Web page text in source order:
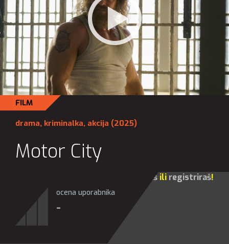
FILM
drama, kriminalka, akcija (2025)
Motor City
prijaviš ili registriraš!
ocena uporabnika
-